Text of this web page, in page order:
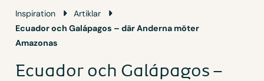
Inspiration
Artiklar
Ecuador och Galápagos – där Anderna möter
Amazonas
Ecuador och Galápagos –